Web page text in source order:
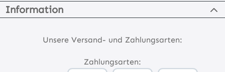
Information
Unsere Versand- und Zahlungsarten:
Zahlungsarten: